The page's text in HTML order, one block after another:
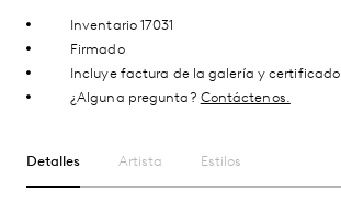
Inventario 17031
Firmado
Incluye factura de la galería y certificado
¿Alguna pregunta? Contáctenos.
Detalles Artista Estilos